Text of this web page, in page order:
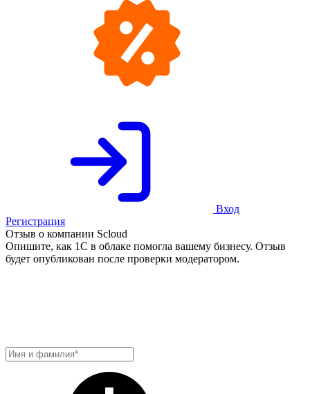
Вход
Регистрация
Отзыв о компании Scloud
Опишите, как 1С в облаке помогла вашему бизнесу. Отзыв
будет опубликован после проверки модератором.